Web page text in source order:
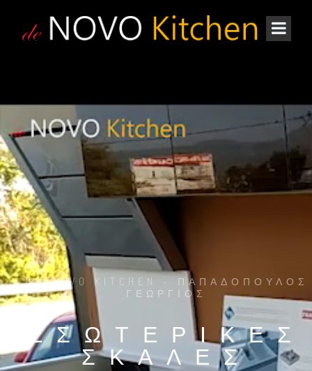
DE NOVO KITCHEN - ΠΑΠΑΔΟΠΟΥΛΟΣ
ΓΕΩΡΓΙΟΣ
ΕΣΩΤΕΡΙΚΕΣ
ΣΚΑΛΕΣ